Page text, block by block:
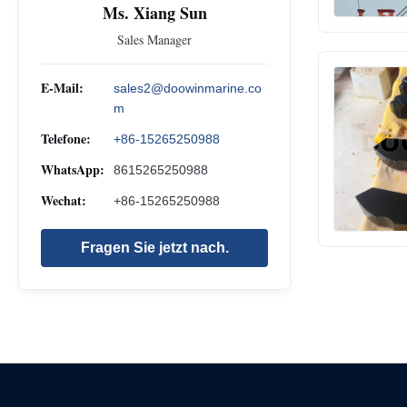
Ms. Xiang Sun
Sales Manager
E-Mail:
sales2@doowinmarine.co
m
Telefone: +86-15265250988
WhatsApp: 8615265250988
Wechat: +86-15265250988
Fragen Sie jetzt nach.